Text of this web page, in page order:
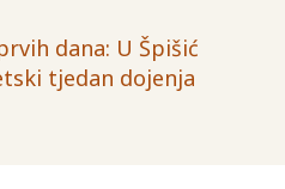
dana: U Špišić
tjedan dojenja